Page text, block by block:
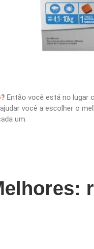
? Então você está no lugar
você a escolher o
um.